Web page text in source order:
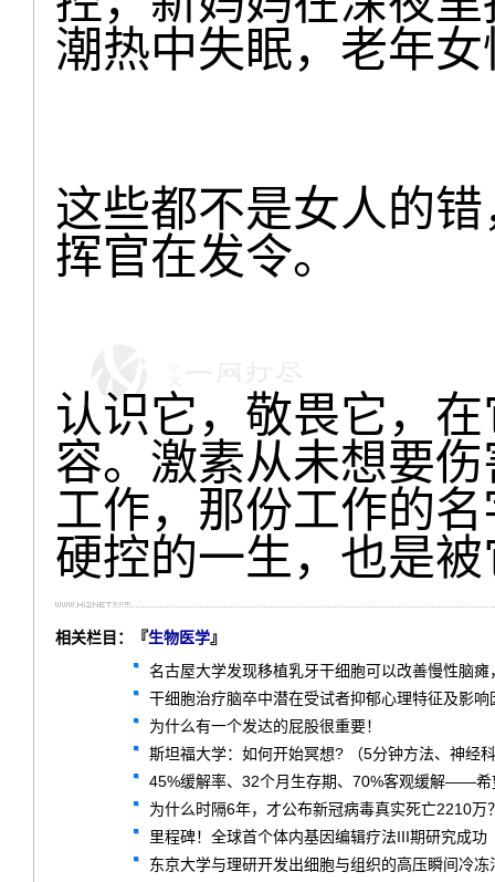
潮热中失眠，老年
这些都不是女人的
挥官在发令。
认识它，敬畏它，
容。激素从未想要
工作，那份工作的
硬控的一生，也是
相关栏目：『生物医学』
名古屋大学发现移植乳牙干细胞可以改善慢性脑
干细胞治疗脑卒中潜在受试者抑郁心理特征及影
为什么有一个发达的屁股很重要！
斯坦福大学：如何开始冥想? （5分钟方法、神经
45%缓解率、32个月生存期、70%客观缓解——希
为什么时隔6年，才公布新冠病毒真实死亡2210万
里程碑！全球首个体内基因编辑疗法III期研究成功
东京大学与理研开发出细胞与组织的高压瞬间冷